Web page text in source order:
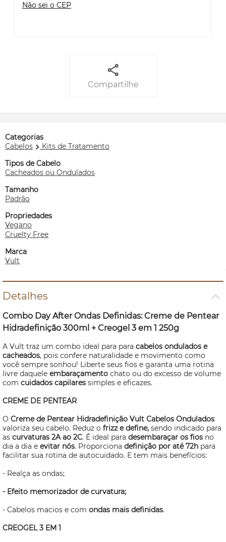
Não sei o CEP
Compartilhe
Categorias
Cabelos
Kits de Tratamento
Tipos de Cabelo
Cacheados ou Ondulados
Tamanho
Padrão
Propriedades
Vegano
Cruelty Free
Marca
Vult
Detalhes
Combo Day After Ondas Definidas: Creme de Pentear
Hidradefinição 300ml + Creogel 3 em 1 250g
A Vult traz um combo ideal para para cabelos ondulados e
cacheados, pois confere naturalidade e movimento como
você sempre sonhou! Liberte seus fios e garanta uma rotina
livre daquele embaraçamento chato ou do excesso de volume
com cuidados capilares simples e eficazes.
CREME DE PENTEAR
O Creme de Pentear Hidradefinição Vult Cabelos Ondulados
valoriza seu cabelo. Reduz o frizz e define, sendo indicado para
as curvaturas 2A ao 2C. É ideal para desembaraçar os fios no
dia a dia e evitar nós. Proporciona definição por até 72h para
facilitar sua rotina de autocuidado. E tem mais benefícios:
- Realça as ondas;
- Efeito memorizador de curvatura;
- Cabelos macios e com ondas mais definidas.
CREOGEL 3 EM 1